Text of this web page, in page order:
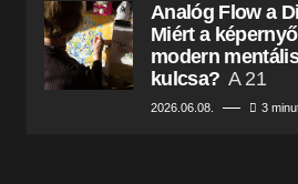
Analóg Flow a
Miért a
modern
kulcsa? A 21
2026.06.08. 3